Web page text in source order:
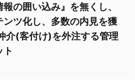
の囲い込み』を無くし、
ンツ化し、多数の内見を獲
介(客付け)を外注する管理
ト